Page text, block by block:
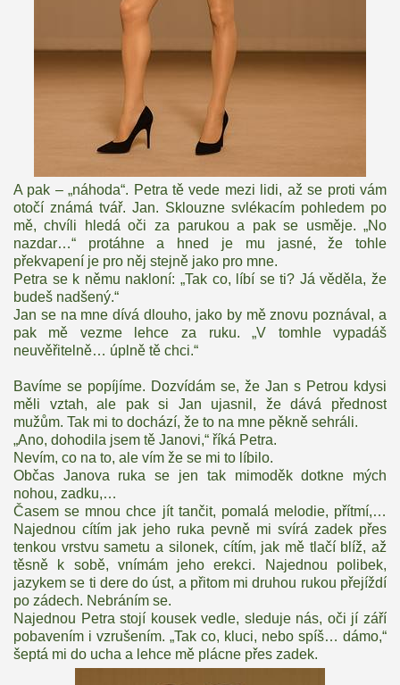
A pak – „náhoda“. Petra tě vede mezi lidi, až se proti vám
otočí známá tvář. Jan. Sklouzne svlékacím pohledem po
mě, chvíli hledá oči za parukou a pak se usměje. „No
nazdar…“ protáhne a hned je mu jasné, že tohle
překvapení je pro něj stejně jako pro mne.
Petra se k němu nakloní: „Tak co, líbí se ti? Já věděla, že
budeš nadšený.“
Jan se na mne dívá dlouho, jako by mě znovu poznával, a
pak mě vezme lehce za ruku. „V tomhle vypadáš
neuvěřitelně… úplně tě chci.“
Bavíme se popíjíme. Dozvídám se, že Jan s Petrou kdysi
měli vztah, ale pak si Jan ujasnil, že dává přednost
mužům. Tak mi to dochází, že to na mne pěkně sehráli.
„Ano, dohodila jsem tě Janovi,“ říká Petra.
Nevím, co na to, ale vím že se mi to líbilo.
Občas Janova ruka se jen tak mimoděk dotkne mých
nohou, zadku,…
Časem se mnou chce jít tančit, pomalá melodie, přítmí,…
Najednou cítím jak jeho ruka pevně mi svírá zadek přes
tenkou vrstvu sametu a silonek, cítím, jak mě tlačí blíž, až
těsně k sobě, vnímám jeho erekci. Najednou polibek,
jazykem se ti dere do úst, a přitom mi druhou rukou přejíždí
po zádech. Nebráním se.
Najednou Petra stojí kousek vedle, sleduje nás, oči jí září
pobavením i vzrušením. „Tak co, kluci, nebo spíš… dámo,“
šeptá mi do ucha a lehce mě plácne přes zadek.